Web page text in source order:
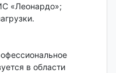
«Леонардо»;
в области